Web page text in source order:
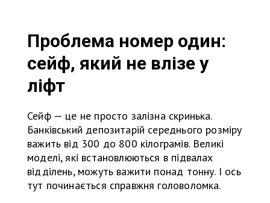
Проблема номер один:
сейф, який не влізе у
ліфт
Сейф — це не просто залізна скринька.
Банківський депозитарій середнього розміру
важить від 300 до 800 кілограмів. Великі
моделі, які встановлюються в підвалах
відділень, можуть важити понад тонну. І ось
тут починається справжня головоломка.